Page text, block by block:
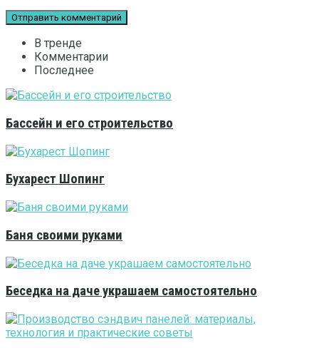
В тренде
Комментарии
Последнее
Бассейн и его строительство
Бухарест Шопинг
Баня своими руками
Беседка на даче украшаем самостоятельно